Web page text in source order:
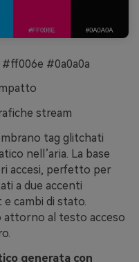
#0a0a0a
stream
tag glitchati
nell’aria. La base
accesi, perfetto per
a due accenti
cambi di stato.
attorno al testo acceso
generata con